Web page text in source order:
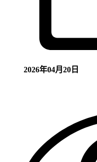
2026年04月20日